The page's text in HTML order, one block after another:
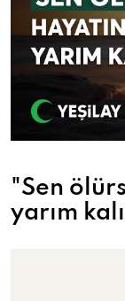
"Sen
yarım